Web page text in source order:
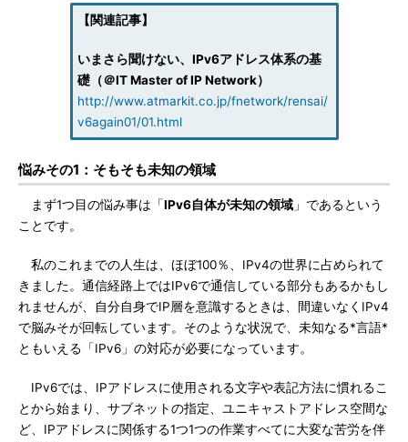
【関連記事】
いまさら聞けない、IPv6アドレス体系の基
礎（＠IT Master of IP Network）
http://www.atmarkit.co.jp/fnetwork/rensai/
v6again01/01.html
悩みその1：そもそも未知の領域
まず1つ目の悩み事は「IPv6自体が未知の領域 」であるという
ことです。
私のこれまでの人生は、ほぼ100％、IPv4の世界に占められて
きました。通信経路上ではIPv6で通信している部分もあるかもし
れませんが、自分自身でIP層を意識するときは、間違いなくIPv4
で脳みそが回転しています。そのような状況で、未知なる*言語*
ともいえる「IPv6」の対応が必要になっています。
IPv6では、IPアドレスに使用される文字や表記方法に慣れるこ
とから始まり、サブネットの指定、ユニキャストアドレス空間な
ど、IPアドレスに関係する1つ1つの作業すべてに大変な苦労を伴